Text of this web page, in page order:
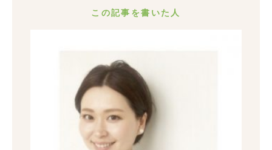
この記事を書いた人